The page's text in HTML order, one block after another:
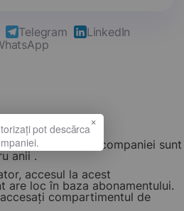
Telegram
LinkedIn
ale acestei companiei sunt
anii .
accesul la acest
are loc în baza abonamentului.
compartimentul de
×